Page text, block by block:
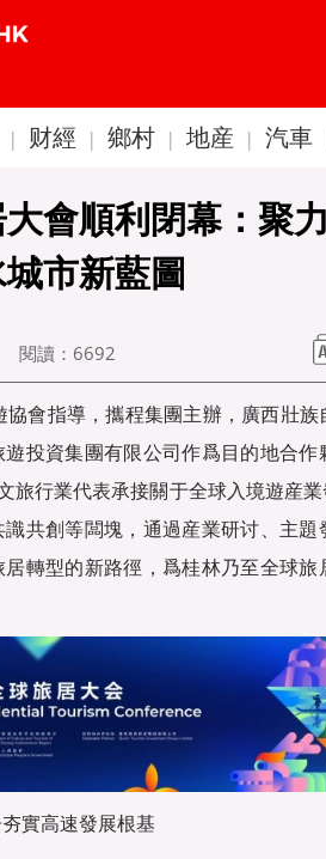
| 财經 | 鄉村 | 地産 | 汽車
會順利閉幕：聚
市新藍圖
閱讀： 6692
會指導，攜程集團主辦，廣西壯
投資集團有限公司作爲目的地合
旅行業代表承接關于全球入境遊産
共創等闆塊，通過産業研讨、主
轉型的新路徑，爲桂林乃至全球
實高速發展根基